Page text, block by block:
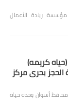
نهج رؤية مصر ٢٠٣٠ أقامت مؤسسة ريادة الأعمال
كريمه)
الحجز بحرى مركز
أسوان وحده حياه